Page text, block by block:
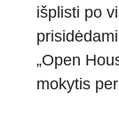
išplisti po
„Open
mokytis